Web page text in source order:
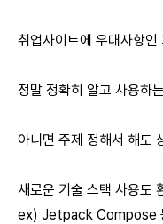
취업사이트에 우대사항
정말 정확히 알고 사용하
아니면 주제 정해서 해도
새로운 기술 스택 사용도
ex) Jetpack Compose